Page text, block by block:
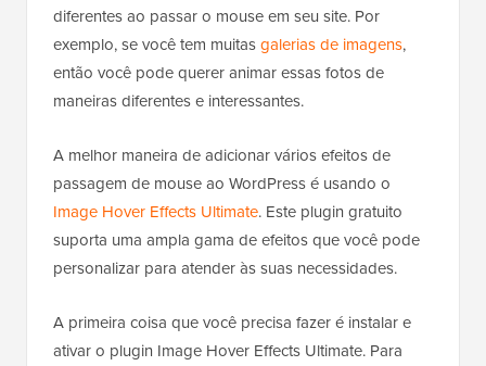
diferentes ao passar o mouse em seu site. Por
exemplo, se você tem muitasgalerias de imagens,
então você pode querer animar essas fotos de
maneiras diferentes e interessantes.
A melhor maneira de adicionar vários efeitos de
passagem de mouse ao WordPress é usando o
Image Hover Effects Ultimate. Este plugin gratuito
suporta uma ampla gama de efeitos que você pode
personalizar para atender às suas necessidades.
A primeira coisa que você precisa fazer é instalar e
ativar o plugin Image Hover Effects Ultimate. Para